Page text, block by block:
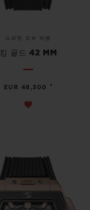
스피릿 오브 빅뱅
킹 골드 42 MM
EUR 48,300 •